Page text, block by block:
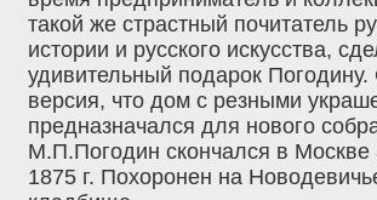
такой же страстный почитатель
истории и русского искусства,
удивительный подарок Погодину.
версия, что дом с резными
предназначался для нового
М.П.Погодин скончался в Москве
1875 г. Похоронен на